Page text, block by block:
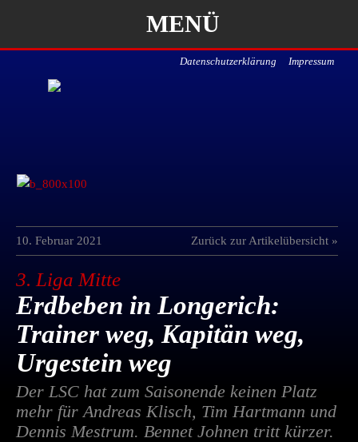
MENÜ
Datenschutzerklärung Impressum
10. Februar 2021 Zurück zur Artikelübersicht »
3. Liga Mitte
Erdbeben in Longerich:
Trainer weg, Kapitän weg,
Urgestein weg
Der LSC hat zum Saisonende keinen Platz
mehr für Andreas Klisch, Tim Hartmann und
Dennis Mestrum. Bennet Johnen tritt kürzer.